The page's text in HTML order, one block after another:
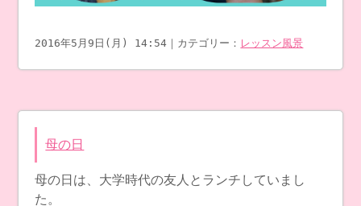
2016年5月9日(月) 14:54｜カテゴリー： レッスン風景
母の日
母の日は、大学時代の友人とランチしていまし
た。